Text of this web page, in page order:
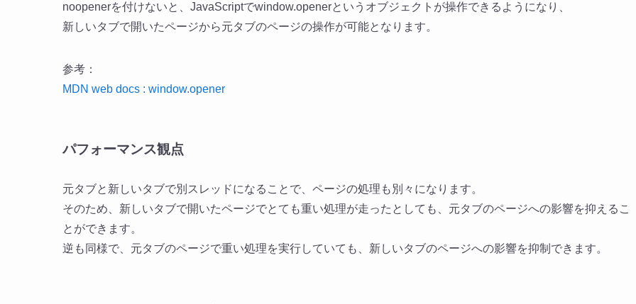
noopenerを付けないと、JavaScriptでwindow.openerというオブジェクトが操作できるようになり、
新しいタブで開いたページから元タブのページの操作が可能となります。
参考：
MDN web docs : window​.opener
パフォーマンス観点
元タブと新しいタブで別スレッドになることで、ページの処理も別々になります。
そのため、新しいタブで開いたページでとても重い処理が走ったとしても、元タブのページへの影響を抑えるこ
とができます。
逆も同様で、元タブのページで重い処理を実行していても、新しいタブのページへの影響を抑制できます。